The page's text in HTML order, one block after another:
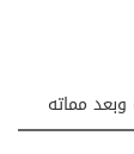
مماته